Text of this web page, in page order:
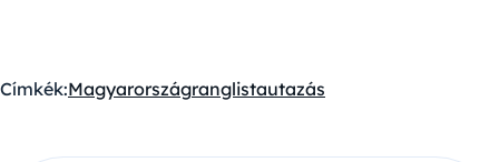
Címkék:Magyarországranglistautazás